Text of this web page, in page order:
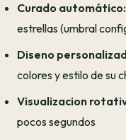
Curado automático:
estrellas (umbral
Diseno
colores y estilo de su
Visualizacion
pocos segundos